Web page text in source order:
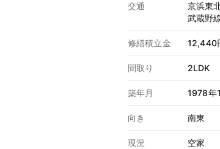
交通
京浜東
武蔵野
修繕積立金 12,440
間取り 2LDK
築年月 1978年
向き 南東
現況 空家